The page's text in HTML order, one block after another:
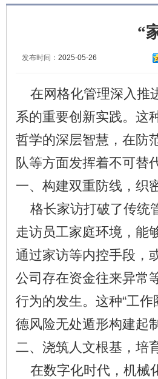
“
发布时间： 2025-05-26
在网格化管理深入推
系的重要创新实践。这
哲学的深层智慧，在防
队等方面发挥着不可替
一、构建双重防线，织
格长家访打破了传统
走访员工家庭环境，能
通过家访等内控手段，
公司存在资金往来异常
行为的发生。这种“工
德风险无处遁形构建起
二、浇筑人文根基，培
在数字化时代，机械